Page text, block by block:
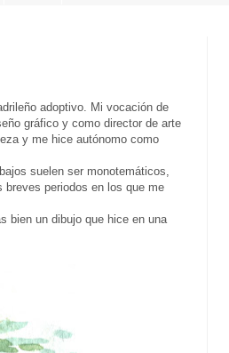
adoptivo. Mi vocación de
gráfico y como director de arte
y me hice autónomo como
suelen ser monotemáticos,
periodos en los que me
bien un dibujo que hice en una